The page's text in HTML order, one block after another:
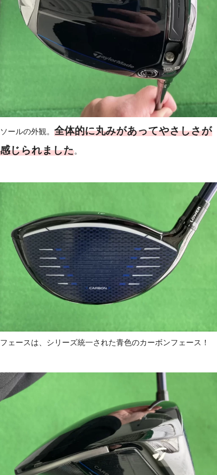
ソールの外観。 全体的に丸みがあってやさしさが
感じられました。
フェースは、シリーズ統一された青色のカーボンフェース！